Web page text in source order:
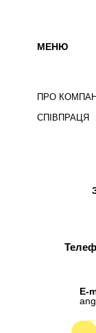
ПРО
СПІВПРАЦЯ
МЕНЮ
E-